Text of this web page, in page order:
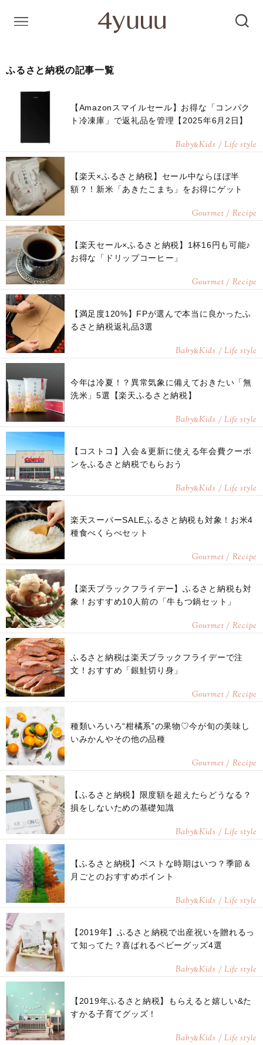
ふるさと納税の記事一覧
【Amazonスマイルセール】お得な「コンパク
ト冷凍庫」で返礼品を管理【2025年6月2日】
Baby&Kids / Life style
【楽天×ふるさと納税】セール中ならほぼ半
額？！新米「あきたこまち」をお得にゲット
Gourmet / Recipe
【楽天セール×ふるさと納税】1杯16円も可能♪
お得な「ドリップコーヒー」
Gourmet / Recipe
【満足度120%】FPが選んで本当に良かったふ
るさと納税返礼品3選
Baby&Kids / Life style
今年は冷夏！？異常気象に備えておきたい「無
洗米」5選【楽天ふるさと納税】
Baby&Kids / Life style
【コストコ】入会＆更新に使える年会費クーポ
ンをふるさと納税でもらおう
Baby&Kids / Life style
楽天スーパーSALEふるさと納税も対象！お米4
種食べくらべセット
Gourmet / Recipe
【楽天ブラックフライデー】ふるさと納税も対
象！おすすめ10人前の「牛もつ鍋セット」
Gourmet / Recipe
ふるさと納税は楽天ブラックフライデーで注
文！おすすめ「銀鮭切り身」
Gourmet / Recipe
種類いろいろ“柑橘系”の果物♡今が旬の美味し
いみかんやその他の品種
Gourmet / Recipe
【ふるさと納税】限度額を超えたらどうなる？
損をしないための基礎知識
Baby&Kids / Life style
【ふるさと納税】ベストな時期はいつ？季節＆
月ごとのおすすめポイント
Baby&Kids / Life style
【2019年】ふるさと納税で出産祝いを贈れるっ
て知ってた？喜ばれるベビーグッズ4選
Baby&Kids / Life style
【2019年ふるさと納税】もらえると嬉しい&た
すかる子育てグッズ！
Baby&Kids / Life style